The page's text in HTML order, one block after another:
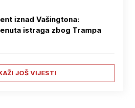
iznad Vašingtona:
istraga zbog Trampa
JOŠ VIJESTI